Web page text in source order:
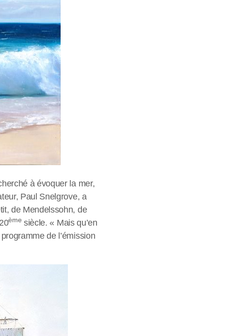
à évoquer la mer,
Paul Snelgrove, a
de Mendelssohn, de
ème siècle. « Mais qu’en
de l’émission